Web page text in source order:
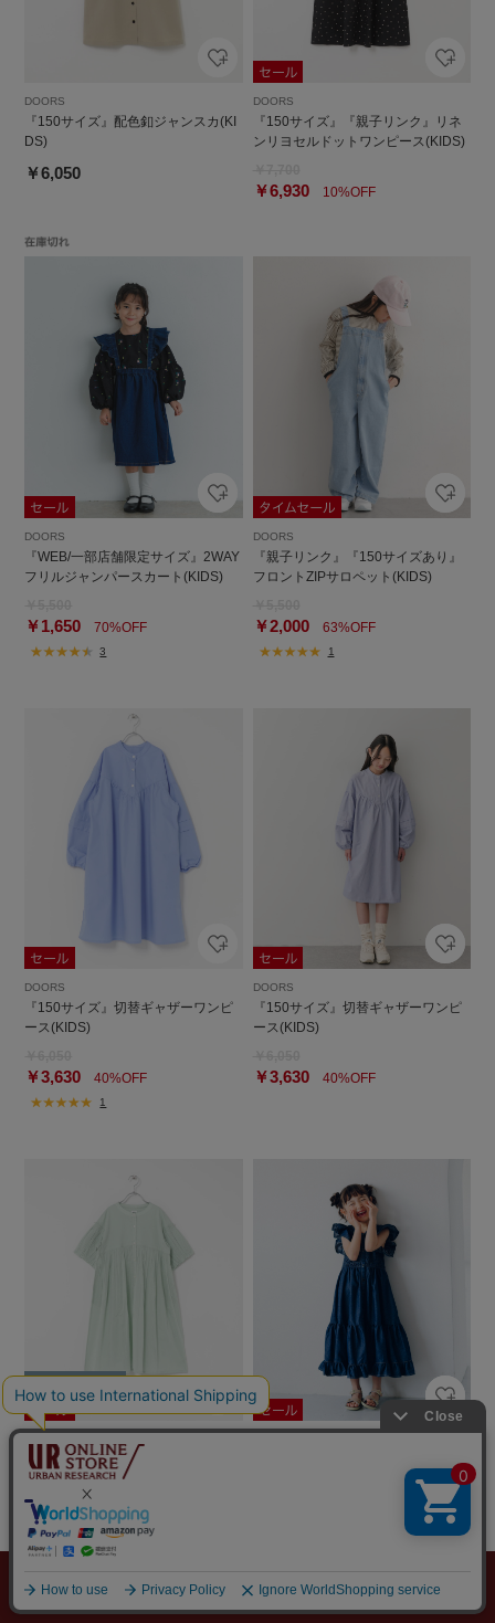
DOORS
『150サイズ』配色釦ジャンスカ(KI
DS)
￥6,050
DOORS
『150サイズ』『親子リンク』リネ
ンリヨセルドットワンピース(KIDS)
￥6,93010%OFF
DOORS
『WEB/一部店舗限定サイズ』2WAY
フリルジャンパースカート(KIDS)
￥1,650 70%OFF
3
DOORS
『親子リンク』『150サイズあり』
フロントZIPサロペット(KIDS)
￥2,00063%OFF
1
DOORS
『150サイズ』切替ギャザーワンピ
ース(KIDS)
￥3,630 40%OFF
1
DOORS
『150サイズ』切替ギャザーワンピ
ース(KIDS)
￥3,63040%OFF
『親子リンク』『150サイズ』コッ
トンボイルパフスリーブワンピース
(KIDS)
￥7,150
￥3,57550%OFF